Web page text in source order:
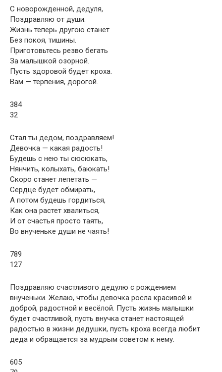
С новорожденной, дедуля,
Поздравляю от души.
Жизнь теперь другою станет
Без покоя, тишины.
Приготовьтесь резво бегать
За малышкой озорной.
Пусть здоровой будет кроха.
Вам — терпения, дорогой.
384
32
Стал ты дедом, поздравляем!
Девочка — какая радость!
Будешь с нею ты сюсюкать,
Нянчить, колыхать, баюкать!
Скоро станет лепетать —
Сердце будет обмирать,
А потом будешь гордиться,
Как она растет хвалиться,
И от счастья просто таять,
Во внученьке души не чаять!
789
127
Поздравляю счастливого дедулю с рождением
внученьки. Желаю, чтобы девочка росла красивой и
доброй, радостной и весёлой. Пусть жизнь малышки
будет счастливой, пусть внучка станет настоящей
радостью в жизни дедушки, пусть кроха всегда любит
деда и обращается за мудрым советом к нему.
605